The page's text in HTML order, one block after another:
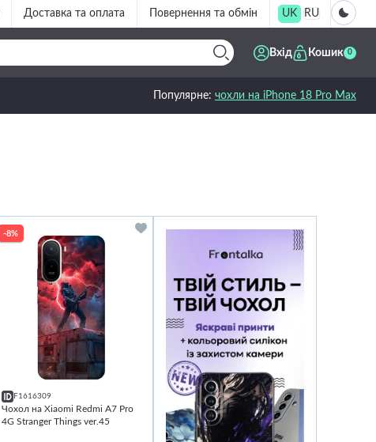
Доставка та оплата Повернення та обмін UK RU
Вхід Кошик 0
Популярне: чохли на iPhone 18 Pro Max
-8%
F1616309
Чохол на Xiaomi Redmi A7 Pro
4G Stranger Things ver.45